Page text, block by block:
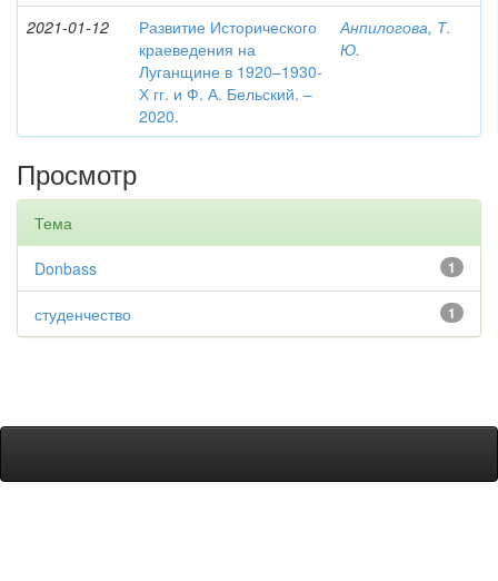
2021-01-12
Развитие Исторического
краеведения на
Луганщине в 1920–1930-
Х гг. и Ф. А. Бельский. –
2020.
Анпилогова, Т.
Ю.
Просмотр
Тема
1
Donbass
1
студенчество